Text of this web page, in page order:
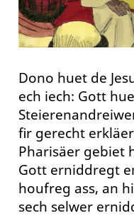
Dono huet de
ech iech: Gott
fir gerecht
Pharisäer gebiet
Gott erniddregt
houfreg ass, an
sech selwer